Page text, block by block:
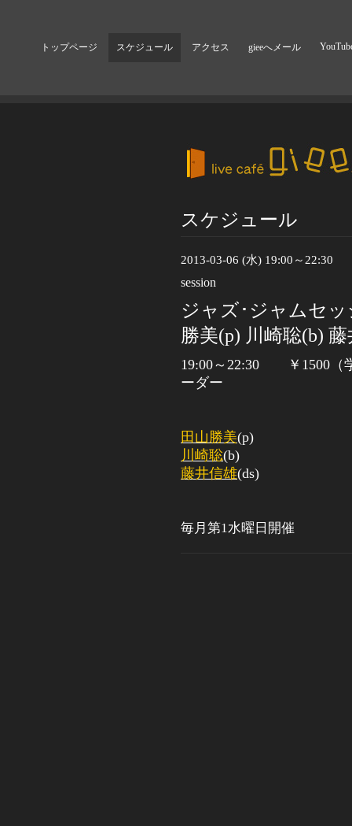
トップページ スケジュール アクセス gieeへメール
スケジュール
2013-03-06 (水) 19:00～22:30
session
ジャズ･ジャムセ
勝美(p) 川崎聡(b)
19:00～ 22:30 ￥ 1500
ーダー
田山勝美(p)
川崎聡(b)
藤井信雄(ds)
毎月第1水曜日開催